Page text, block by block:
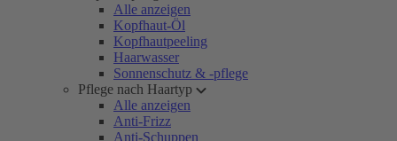
Alle anzeigen
Kopfhaut-Öl
Kopfhautpeeling
Haarwasser
Sonnenschutz & -pflege
Pflege nach Haartyp
Alle anzeigen
Anti-Frizz
Anti-Schuppen